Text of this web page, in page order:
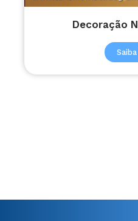
Decoração